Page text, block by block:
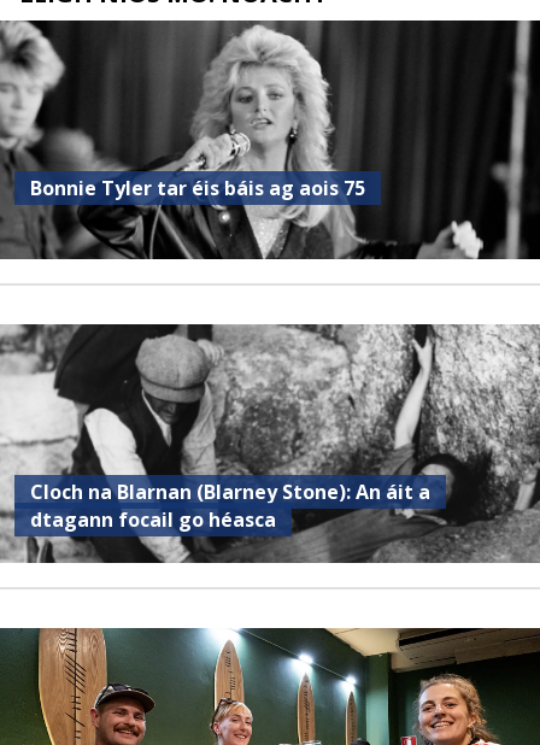
Bonnie Tyler tar éis báis ag aois 75
Cloch na Blarnan (Blarney Stone): An áit a
dtagann focail go héasca